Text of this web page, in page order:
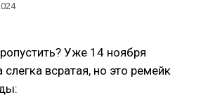
Уже 14 ноября
всратая, но это ремейк